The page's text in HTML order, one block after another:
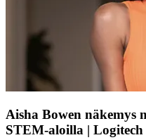
Aisha Bowen näkemys
STEM-aloilla | Logitech